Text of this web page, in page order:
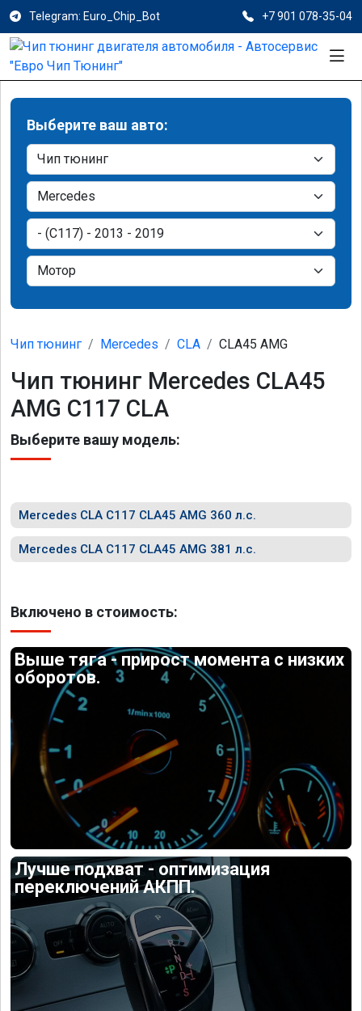
Telegram: Euro_Chip_Bot +7 901 078-35-04
Выберите ваш авто:
Чип тюнинг Mercedes CLA CLA45 AMG
Чип тюнинг Mercedes CLA45
AMG C117 CLA
Выберите вашу модель:
Mercedes CLA C117 CLA45 AMG 360 л.с.
Mercedes CLA C117 CLA45 AMG 381 л.с.
Включено в стоимость:
Выше тяга - прирост момента с низких
оборотов.
Лучше подхват - оптимизация
переключений АКПП.